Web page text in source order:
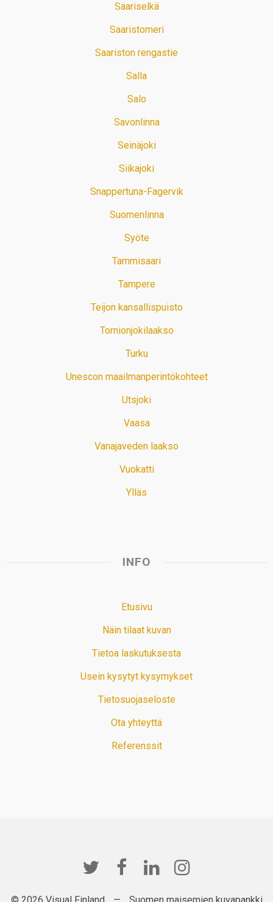
Saariselkä
Saaristomeri
Saariston rengastie
Salla
Salo
Savonlinna
Seinäjoki
Siikajoki
Snappertuna-Fagervik
Suomenlinna
Syöte
Tammisaari
Tampere
Teijon kansallispuisto
Tornionjokilaakso
Turku
Unescon maailmanperintökohteet
Utsjoki
Vaasa
Vanajaveden laakso
Vuokatti
Ylläs
INFO
Etusivu
Näin tilaat kuvan
Tietoa laskutuksesta
Usein kysytyt kysymykset
Tietosuojaseloste
Ota yhteyttä
Referenssit